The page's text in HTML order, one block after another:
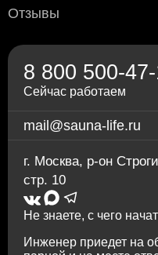
Отзывы
8 800 500-
Сейчас работаем
mail@sauna-life.ru
г. Москва, р-он
стр. 10
Не знаете, с чего
Инженер приедет на